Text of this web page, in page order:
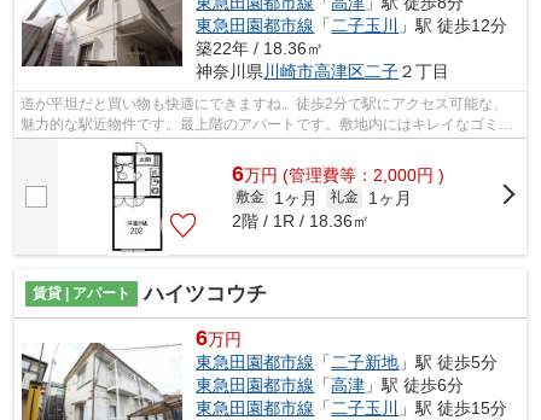
東急田園都市線 「二子玉川
」駅 徒歩12分
築22年 / 18.36㎡
神奈川県川崎市高津区二子２丁目
道が平坦だと買い物も快適にできますね。徒歩2分で駅にアクセス可能な、
魅力的な駅近物件です。最上階のアパートです。敷地内にはキレイなゴミ捨
て場も設けられています。ココ東急田園...
6万円 (管理費等：2,000円 )
敷金 1ヶ月 礼金
1ヶ月
2階 / 1R / 18.36㎡
賃貸 | アパート ハイツコウチ
6万円
東急田園都市線 「二子新地 」駅 徒歩5分
東急田園都市線 「高津 」駅 徒歩6分
東急田園都市線 「二子玉川
」駅 徒歩15分